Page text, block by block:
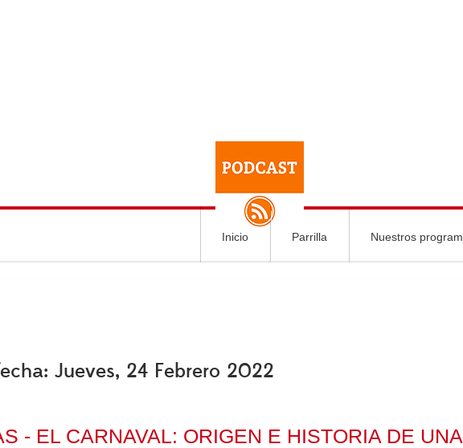
Inicio Parrilla Nuestros
Jueves, 24 Febrero 2022
- EL CARNAVAL: ORIGEN E HISTORIA DE